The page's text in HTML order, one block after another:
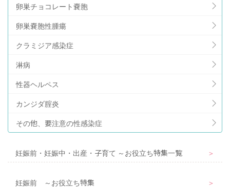
卵巣チョコレート嚢胞
卵巣嚢胞性腫瘍
クラミジア感染症
淋病
性器ヘルペス
カンジダ腟炎
その他、要注意の性感染症
妊娠前・妊娠中・出産・子育て ～お役立ち特集一覧 ＞
妊娠前 ～お役立ち特集 ＞